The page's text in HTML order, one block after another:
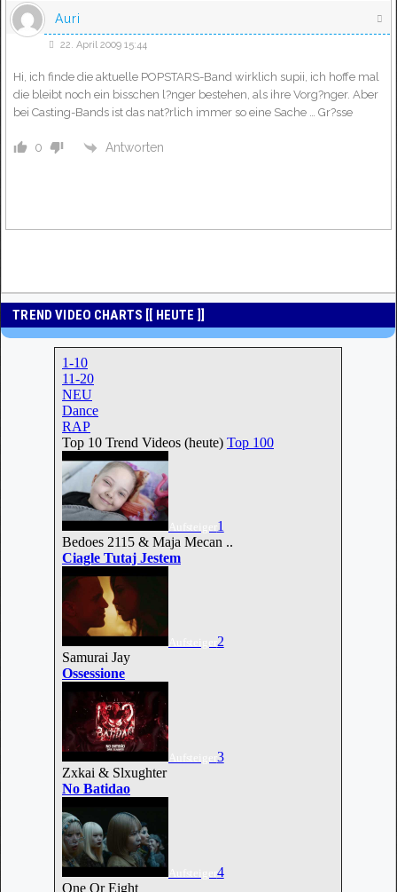
Auri
22. April 2009 15:44
Hi, ich finde die aktuelle POPSTARS-Band wirklich supii, ich hoffe mal
die bleibt noch ein bisschen l?nger bestehen, als ihre Vorg?nger. Aber
bei Casting-Bands ist das nat?rlich immer so eine Sache … Gr?sse
0 Antworten
TREND VIDEO CHARTS [[ HEUTE ]]